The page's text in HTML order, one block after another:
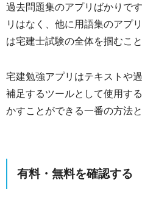
過去問題集のアプリばかりで
リはなく、他に用語集のアプ
は宅建士試験の全体を掴むこ
宅建勉強アプリはテキストや
補足するツールとして使用す
かすことができる一番の方法
有料・無料を確認する